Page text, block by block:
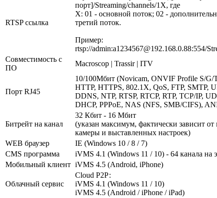
RTSP ссылка
порт]/Streaming/channels/1X, где
X: 01 - основной поток; 02 -
третий поток.
Пример:
rtsp://admin:a1234567@192.168.0.88:554/
Совместимость с
ПО
Macroscop | Trassir | ITV
Порт RJ45
10/100Мбит (Novicam, ONVIF Profile S/G/
HTTP, HTTPS, 802.1X, QoS, FTP, SMTP,
DDNS, NTP, RTSP, RTCP, RTP, TCP/IP,
DHCP, PPPoE, NAS (NFS, SMB/CIFS),
Битрейт на канал
32 Кбит - 16 Мбит
(указан максимум, фактически зависит от
камеры и выставленных настроек)
WEB браузер
IE (Windows 10 / 8 / 7)
CMS программа
iVMS 4.1 (Windows 11 / 10) - 64 канала на
Мобильный клиент iVMS 4.5 (Android, iPhone)
Облачный сервис
Cloud Р2Р:
iVMS 4.1 (Windows 11 / 10)
iVMS 4.5 (Android / iPhone / iPad)